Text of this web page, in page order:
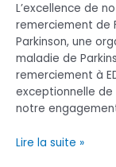
L’excellence de
remerciement de
Parkinson, une
maladie de
remerciement à
exceptionnelle
notre
Une
Lire la suite »